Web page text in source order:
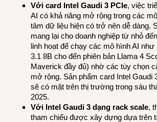
Với card Intel Gaudi 3 PCIe, việc
AI có khả năng mở rộng trong các
tâm dữ liệu hiện có trở nên dễ dàng.
mang lại cho doanh nghiệp từ nhỏ
linh hoạt để chạy các mô hình AI
3.1 8B cho đến phiên bản Llama 4
Maverick đầy đủ) nhờ các tùy chọn
mở rộng. Sản phẩm card Intel Gaudi
sẽ có mặt trên thị trường trong sáu
2025.
Với Intel Gaudi 3 dạng rack scale,
tham chiếu được xây dựng dựa trên